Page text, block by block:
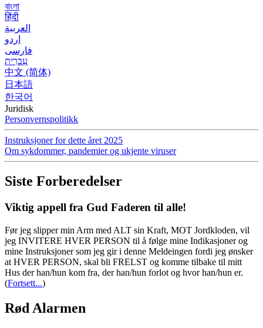
বাংলা
हिंदी
العربية
اردو
فارسی
עִברִית
中文 (简体)
日本語
한국어
Juridisk
Personvernspolitikk
Instruksjoner for dette året 2025
Om sykdommer, pandemier og ukjente viruser
Siste Forberedelser
Viktig appell fra Gud Faderen til alle!
Før jeg slipper min Arm med ALT sin Kraft, MOT Jordkloden, vil
jeg INVITERE HVER PERSON til å følge mine Indikasjoner og
mine Instruksjoner som jeg gir i denne Meldeingen fordi jeg ønsker
at HVER PERSON, skal bli FRELST og komme tilbake til mitt
Hus der han/hun kom fra, der han/hun forlot og hvor han/hun er.
(Fortsett...)
Rød Alarmen